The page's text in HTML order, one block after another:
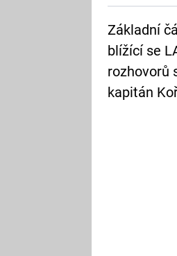
Základní
blížící se
rozhovorů
kapitán